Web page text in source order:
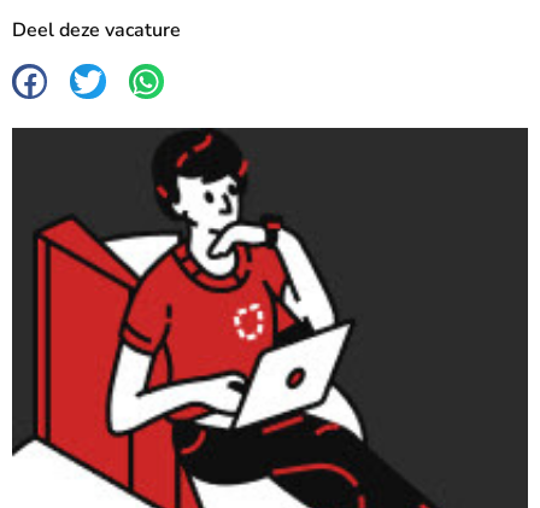
Deel deze vacature